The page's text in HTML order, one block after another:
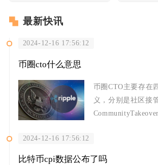
最新快讯
2024-12-16 17:56:12
币圈cto什么意思
币圈CTO主要存在
义，分别是社区接
2024-12-16 17:56:12
比特币cpi数据公布了吗